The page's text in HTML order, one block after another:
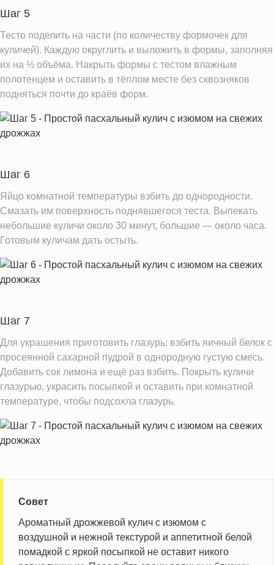
Шаг 5
Тесто поделить на части (по количеству формочек для
куличей). Каждую округлить и выложить в формы, заполняя
их на ½ объёма. Накрыть формы с тестом влажным
полотенцем и оставить в тёплом месте без сквозняков
подняться почти до краёв форм.
Шаг 6
Яйцо комнатной температуры взбить до однородности.
Смазать им поверхность поднявшегося теста. Выпекать
небольшие куличи около 30 минут, большие — около часа.
Готовым куличам дать остыть.
Шаг 7
Для украшения приготовить глазурь: взбить яичный белок с
просеянной сахарной пудрой в однородную густую смесь.
Добавить сок лимона и ещё раз взбить. Покрыть куличи
глазурью, украсить посыпкой и оставить при комнатной
температуре, чтобы подсохла глазурь.
Совет
Ароматный дрожжевой кулич с изюмом с
воздушной и нежной текстурой и аппетитной белой
помадкой с яркой посыпкой не оставит никого